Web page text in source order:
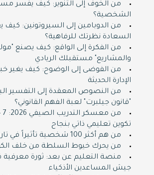
من الخوف إلى التنوير: كيف يفسر
الشخصية؟
من الدوبامين إلى السيروتونين: كيف
السعادة نظرتك للرفاهية؟
من الفكرة إلى الواقع: كيف يصنع "مولد
والمشاريع" مستقبلك الريادي
الإدارة الحديثة
من النصوص المعقدة إلى التفسير
"قانون جيلبرت" لعبة الفهم القانوني؟
تكوين تعليمي ذاتي بنجاح
من هم أكثر 100 شخصية تأثيراً في تاريخ البشرية
من يحرك خيوط السلطة من خلف
منصة التعليم عن بعد: ثورة
جيش المساعدين الأذكياء